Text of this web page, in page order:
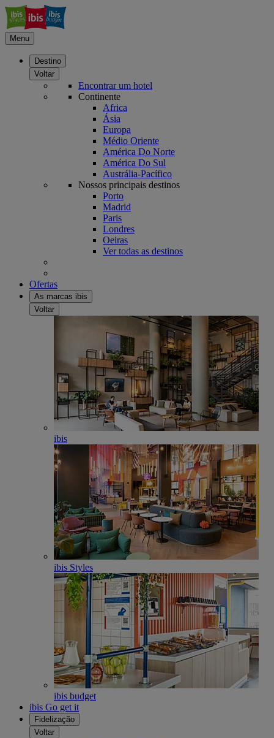
Menu
Destino
Voltar
Encontrar um hotel
Continente
Africa
Ásia
Europa
Médio Oriente
América Do Norte
América Do Sul
Austrália-Pacífico
Nossos principais destinos
Porto
Madrid
Paris
Londres
Oeiras
Ver todas as destinos
Ofertas
As marcas ibis
Voltar
ibis
ibis Styles
ibis budget
ibis Go get it
Fidelização
Voltar